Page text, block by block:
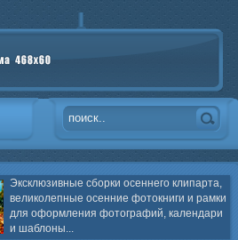
Эксклюзивные сборки осеннего клипарта,
великолепные осенние фотокниги и рамки
для оформления фотографий, календари
и шаблоны...